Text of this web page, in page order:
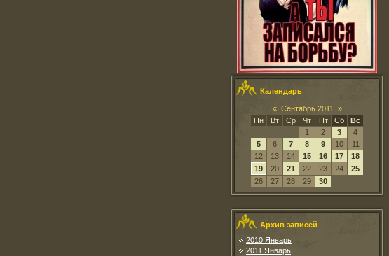
Календарь
« Сентябрь 2011
»
Пн
Вт Ср Чт Пт Сб
Вс
1
2 3
4
5
6 7 8 9 10
11
12
13 14 15 16 17
18
19
20 21 22 23 24
25
26
27 28 29 30
Архив записей
2010 Январь
2011 Январь